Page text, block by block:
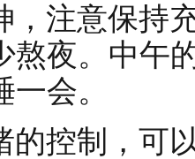
，注意保持
熬夜。中午
会。
的控制，可